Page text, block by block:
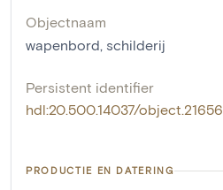
Objectnaam
wapenbord, schilderij
Persistent identifier
hdl:20.500.14037/object.21656
PRODUCTIE EN DATERING